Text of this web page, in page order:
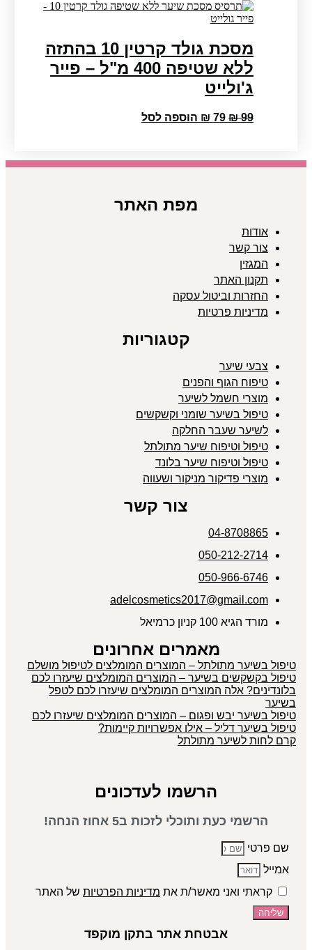
מסכת גולד קרטין 10 בהתזה
ללא שטיפה 400 מ"ל – פייר
ג'ולייט
₪99
המחיר
₪ 79
המחיר
הוספה לסל
מפת האתר
אודות
צור קשר
המגזין
תקנון האתר
החזרות וביטול עסקה
מדיניות פרטיות
קטגוריות
צבעי שיער
טיפוח הגוף והפנים
מוצרי חשמל לשיער
טיפול בשיער שומני וקשקשים
לשיער שעבר החלקה
טיפול וטיפוח שיער מתולתל
טיפול וטיפוח שיער בלונד
מוצרי פדיקור מניקור ושעווה
צור קשר
04-8708865
050-212-2714
050-966-6746
adelcosmetics2017@gmail.com
מורד הגיא 100 קניון כרמיאל
מאמרים אחרונים
טיפול בשיער מתולתל – המוצרים המומלצים לטיפול מושלם
טיפול בקשקשים בשיער – המוצרים המומלצים שיעזרו לכם
בלונדינים? אלה המוצרים המומלצים שיעזרו לכם לטפל
בשיער
טיפול בשיער יבש ופגום – המוצרים המומלצים שיעזרו לכם
טיפול בשיער דליל – אילו אפשרויות קיימות?
קרם לחות לשיער מתולתל
הרשמו לעדכונים
הרשמי כעת ותוכלי לזכות ב5 אחוז הנחה!
שם פרטי
אמייל
קראתי ואני מאשר/ת את מדיניות הפרטיות של האתר
שליחה
אבטחת אתר בתקן מוקפד